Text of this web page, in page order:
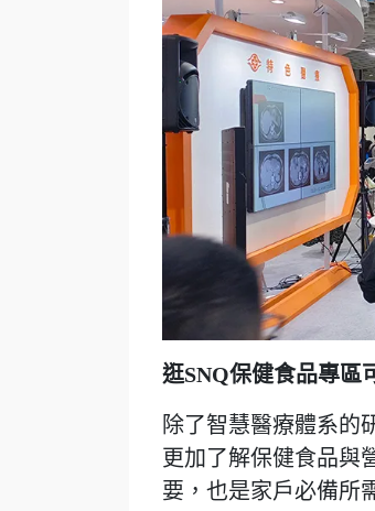
逛SNQ保健食品專區
除了智慧醫療體系的
更加了解保健食品與
要，也是家戶必備所